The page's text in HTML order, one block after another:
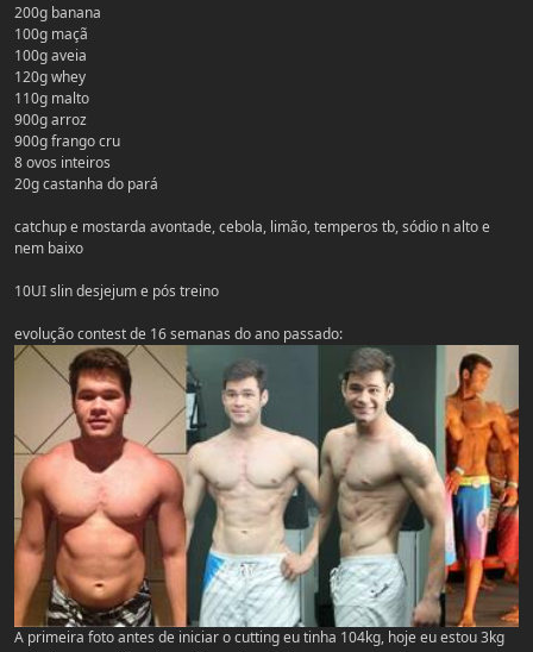
200g banana
100g maçã
100g aveia
120g whey
110g malto
900g arroz
900g frango cru
8 ovos inteiros
20g castanha do pará
catchup e mostarda avontade, cebola, limão, temperos tb, sódio n alto e
nem baixo
10UI slin desjejum e pós treino
evolução contest de 16 semanas do ano passado:
A primeira foto antes de iniciar o cutting eu tinha 104kg, hoje eu estou 3kg